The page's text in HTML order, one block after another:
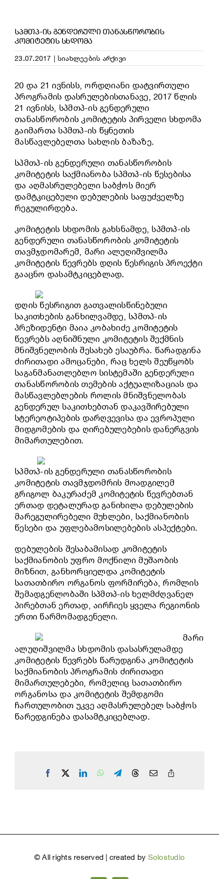
ᲡᲞᲛᲗᲞ-ᲘᲡ ᲒᲔᲜᲓᲔᲠᲣᲚᲘ ᲗᲐᲜᲐᲡᲬᲝᲠᲝᲑᲘᲡ
ᲙᲝᲛᲘᲢᲔᲢᲘᲡ ᲡᲮᲓᲝᲛᲐ
23.07.2017 | სიახლეების არქივი
20 და 21 ივნისს, ორდღიანი დატვირთული
პროგრამის დასრულებისთანავე, 2017 წლის
21 ივნისს, სპმთპ-ის გენდერული
თანასწორობის კომიტეტის პირველი სხდომა
გაიმართა სპმთპ-ის წყნეთის
მასწავლებელთა სახლის ბაზაზე.
სპმთპ-ის გენდერული თანასწორობის
კომიტეტის საქმიანობა სპმთპ-ის წესებისა
და აღმასრულებელი საბჭოს მიერ
დამტკიცებული დებულების საფუძველზე
რეგულირდება.
კომიტეტის სხდომის გახსნამდე, სპმთპ-ის
გენდერული თანასწორობის კომიტეტის
თავმჯდომარემ, მარი ალუღიშვილმა
კომიტეტის წევრებს დღის წესრიგის პროექტი
გააცნო დასამტკიცებლად.
დღის წესრიგით გათვალისწინებული
საკითხების განხილვამდე, სპმთპ-ის
პრეზიდენტი მაია კობახიძე კომიტეტის
წევრებს აღნიშნული კომიტეტის შექმნის
მნიშვნელობის შესახებ ესაუბრა. წარადგინა
ძირითადი ამოცანები, რაც ხელს შეუწყობს
საგანმანათლებლო სისტემაში გენდერული
თანასწორობის თემების აქტუალიზაციას და
მასწავლებლების როლის მნიშვნელობას
გენდერულ საკითხებთან დაკავშირებული
სტერეოტიპების დარღვევისა და ევროპული
მიდგომების და ღირებულებების დანერგვის
მიმართულებით.
სპმთპ-ის გენდერული თანასწორობის
კომიტეტის თავმჯდომრის მოადგილემ
გრიგოლ ბაკურაძემ კომიტეტის წევრებთან
ერთად დეტალურად განიხილა დებულების
მარეგულირებელი მუხლები, საქმიანობის
წესები და უფლებამოსილებების ასპექტები.
დებულების შესაბამისად კომიტეტის
საქმიანობის უფრო მოქნილი მუშაობის
მიზნით, განხორციელდა კომიტეტის
სათათბირო ორგანოს ფორმირება, რომლის
შემადგენლობაში სპმთპ-ის ხელმძღვანელ
პირებთან ერთად, აირჩიეს ყველა რეგიონის
ერთი წარმომადგენელი.
მარი
ალუღიშვილმა სხდომის დასასრულამდე
კომიტეტის წევრებს წარუდგინა კომიტეტის
საქმიანობის პროგრამის ძირითადი
მიმართულებები, რომელიც სათათბირო
ორგანოსა და კომიტეტის შემდგომი
ჩართულობით უკვე აღმასრულებელ საბჭოს
წარედგინება დასამტკიცებლად.
Facebook LinkedInWhatsApp
TelegramThreadsEmail
©All rights reserved | created by Solostudio